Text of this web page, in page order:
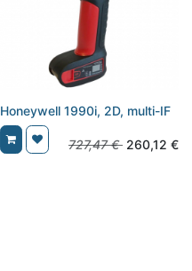
Honeywell 1990i, 2D, multi-IF
727,47€ 260,12 €